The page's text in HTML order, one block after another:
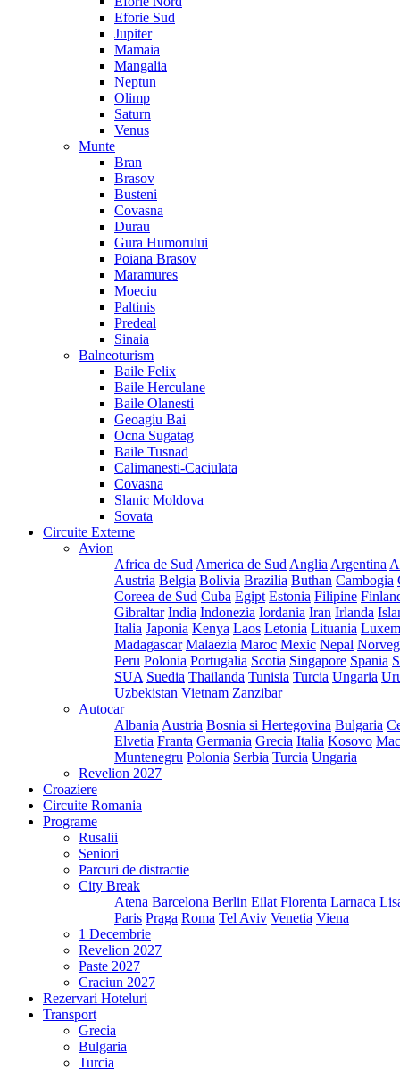
Eforie Sud
Jupiter
Mamaia
Mangalia
Neptun
Olimp
Saturn
Venus
Munte
Bran
Brasov
Busteni
Covasna
Durau
Gura Humorului
Poiana Brasov
Maramures
Moeciu
Paltinis
Predeal
Sinaia
Balneoturism
Baile Felix
Baile Herculane
Baile Olanesti
Geoagiu Bai
Ocna Sugatag
Baile Tusnad
Calimanesti-Caciulata
Covasna
Slanic Moldova
Sovata
Circuite Externe
Avion
Africa de Sud America de Sud Anglia Argentina
Austria Belgia Bolivia Brazilia Buthan Cambogia
Coreea de Sud Cuba Egipt Estonia Filipine
Gibraltar India Indonezia Iordania Iran Irlanda
Italia Japonia Kenya Laos Letonia Lituania
Madagascar Malaezia Maroc Mexic Nepal
Peru Polonia Portugalia Scotia Singapore Spania
SUA Suedia Thailanda Tunisia Turcia Ungaria
Uzbekistan Vietnam Zanzibar
Autocar
Albania Austria Bosnia si Hertegovina Bulgaria
Elvetia Franta Germania Grecia Italia Kosovo
Muntenegru Polonia Serbia Turcia Ungaria
Revelion 2027
Croaziere
Circuite Romania
Programe
Rusalii
Seniori
Parcuri de distractie
City Break
Atena Barcelona Berlin Eilat Florenta Larnaca
Paris Praga Roma Tel Aviv Venetia Viena
1 Decembrie
Revelion 2027
Paste 2027
Craciun 2027
Rezervari Hoteluri
Transport
Grecia
Bulgaria
Turcia